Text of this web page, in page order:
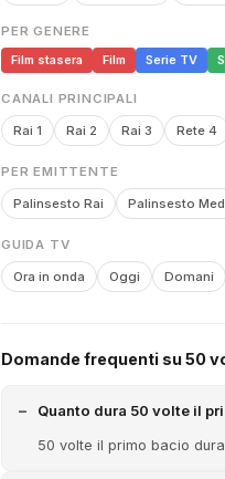
PER GENERE
Film stasera
Film Serie TV
CANALI PRINCIPALI
Rai 1 Rai 2 Rai 3 Rete 4
PER EMITTENTE
Palinsesto Rai Palinsesto
GUIDA TV
Ora in onda Oggi Domani
Domande frequenti su 50
Quanto dura 50 volte il
50 volte il primo bacio